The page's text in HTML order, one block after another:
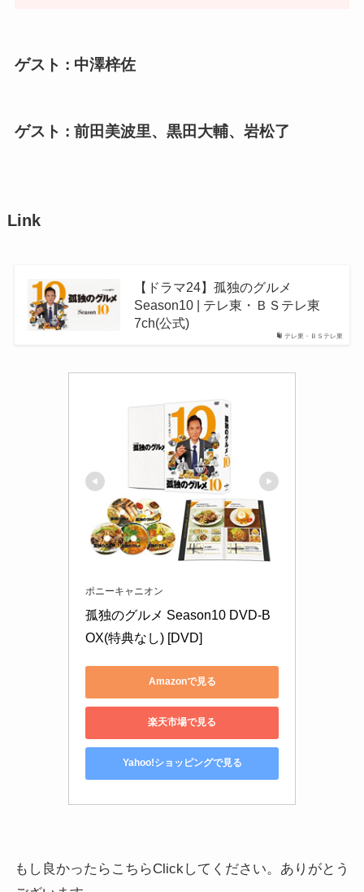
ゲスト : 中澤梓佐
ゲスト : 前田美波里、黒田大輔、岩松了
Link
テレ東・ＢＳテレ東
【ドラマ24】孤独のグルメ
Season10 | テレ東・ＢＳテレ東
7ch(公式)
ポニーキャニオン
孤独のグルメ Season10 DVD-B
OX(特典なし) [DVD]
Amazonで見る
楽天市場で見る
Yahoo!ショッピングで見る
もし良かったらこちらClickしてください。ありがとう